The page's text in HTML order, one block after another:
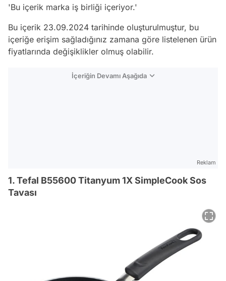
'Bu içerik marka iş birliği içeriyor.'
Bu içerik 23.09.2024 tarihinde oluşturulmuştur, bu
içeriğe erişim sağladığınız zamana göre listelenen ürün
fiyatlarında değişiklikler olmuş olabilir.
İçeriğin Devamı Aşağıda
Reklam
1. Tefal B55600 Titanyum 1X SimpleCook Sos
Tavası